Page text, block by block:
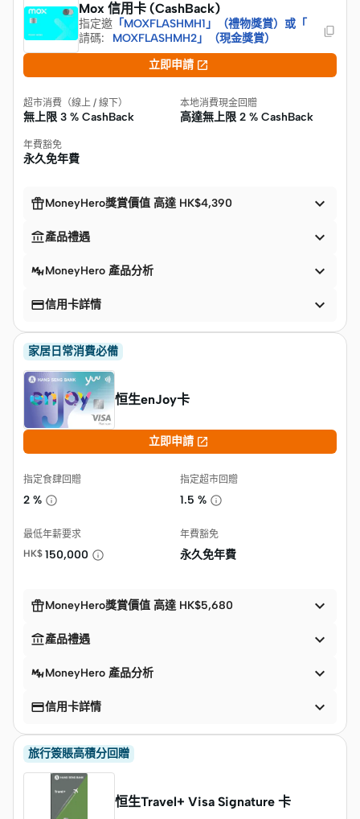
Mox 信用卡 (CashBack)
指定邀
請碼:
「MOXFLASHMH1」（禮物獎賞）或「
MOXFLASHMH2」（現金獎賞）
立即申請 
超市消費（線上 / 線下）
無上限 3 % CashBack
本地消費現金回贈
高達無上限 2 % CashBack
年費豁免
永久免年費
MoneyHero獎賞價值 高達 HK$4,390 
產品禮遇 
MoneyHero 產品分析 
信用卡詳情 
家居日常消費必備
恒生enJoy卡
立即申請 
指定食肆回贈
2 %
指定超市回贈
1.5 %
最低年薪要求
HK$ 150,000
年費豁免
永久免年費
MoneyHero獎賞價值 高達 HK$5,680 
產品禮遇 
MoneyHero 產品分析 
信用卡詳情 
旅行簽賬高積分回贈
恒生Travel+ Visa Signature 卡